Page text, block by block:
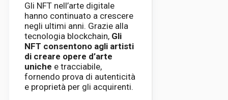
Gli NFT nell’arte digitale
hanno continuato a crescere
negli ultimi anni. Grazie alla
tecnologia blockchain, Gli
NFT consentono agli artisti
di creare opere d’arte
uniche e tracciabile,
fornendo prova di autenticità
e proprietà per gli acquirenti.